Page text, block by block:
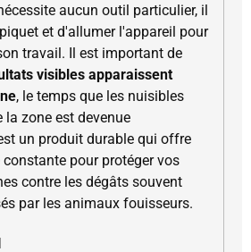
aucun outil particulier, il
et d'allumer l'appareil pour
travail. Il est important de
visibles apparaissent
, le temps que les nuisibles
la zone est devenue
un produit durable qui offre
pour protéger vos
contre les dégâts souvent
par les animaux fouisseurs.